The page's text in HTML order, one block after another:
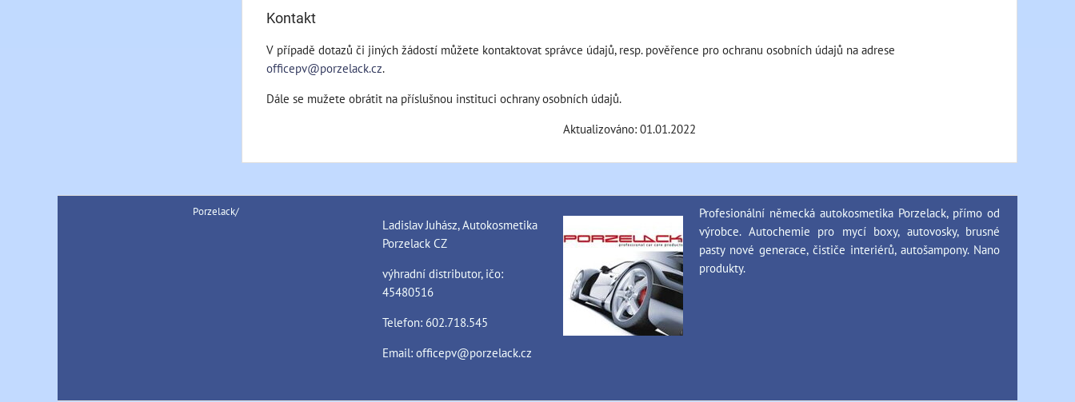
Kontakt
V případě dotazů či jiných žádostí můžete kontaktovat správce údajů, resp. pověřence pro ochranu osobních údajů na adrese
officepv@porzelack.cz.
Dále se mužete obrátit na příslušnou instituci ochrany osobních údajů.
Aktualizováno: 01.01.2022
Porzelack/
Ladislav Juhász, Autokosmetika
Porzelack CZ
výhradní distributor, ičo:
45480516
Telefon: 602.718.545
Email: officepv@porzelack.cz
Profesionální německá autokosmetika Porzelack, přímo od
výrobce. Autochemie pro mycí boxy, autovosky, brusné
pasty nové generace, čističe interiérů, autošampony. Nano
produkty.